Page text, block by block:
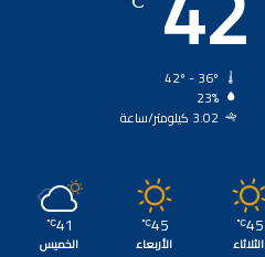
23%
3.02 كيلومتر/ساعة
45
℃
الثلاثاء
45
℃
الأربعاء
41
℃
الخميس